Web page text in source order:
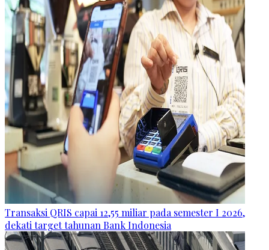
Transaksi QRIS capai 12,55 miliar pada semester I 2026,
dekati target tahunan Bank Indonesia